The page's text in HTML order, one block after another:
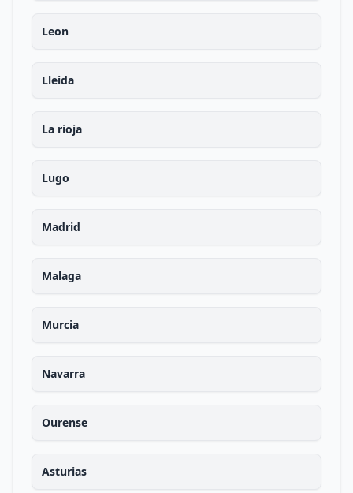
Leon
Lleida
La rioja
Lugo
Madrid
Malaga
Murcia
Navarra
Ourense
Asturias